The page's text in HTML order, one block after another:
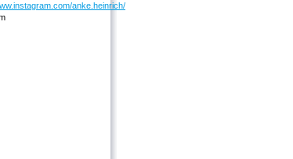
anke.heinrich/